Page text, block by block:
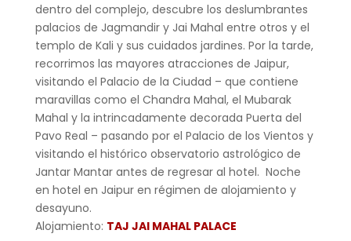
dentro del complejo, descubre los deslumbrantes
palacios de Jagmandir y Jai Mahal entre otros y el
templo de Kali y sus cuidados jardines. Por la tarde,
recorrimos las mayores atracciones de Jaipur,
visitando el Palacio de la Ciudad – que contiene
maravillas como el Chandra Mahal, el Mubarak
Mahal y la intrincadamente decorada Puerta del
Pavo Real – pasando por el Palacio de los Vientos y
visitando el histórico observatorio astrológico de
Jantar Mantar antes de regresar al hotel. Noche
en hotel en Jaipur en régimen de alojamiento y
desayuno.
Alojamiento: TAJ JAI MAHAL PALACE